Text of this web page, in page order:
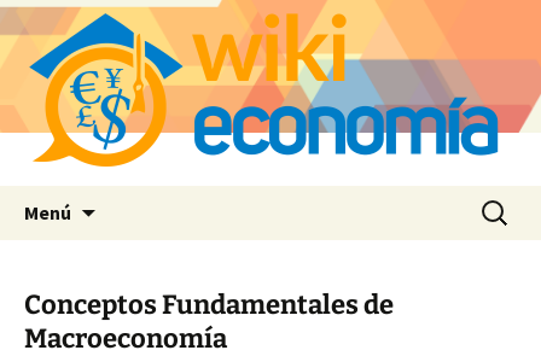
Menú Buscar:
Conceptos Fundamentales de
Macroeconomía